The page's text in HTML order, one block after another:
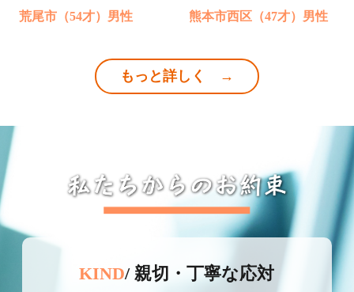
荒尾市（54才）男性 熊本市西区（47才）男性
もっと詳しく →
KIND/ 親切・丁寧な応対